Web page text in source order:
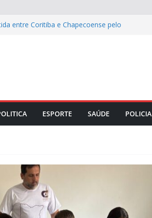
cinco destinos para viver o off-road
integridade corporativa para
lança capacitação para
ESPORTE SAÚDE POLICIA